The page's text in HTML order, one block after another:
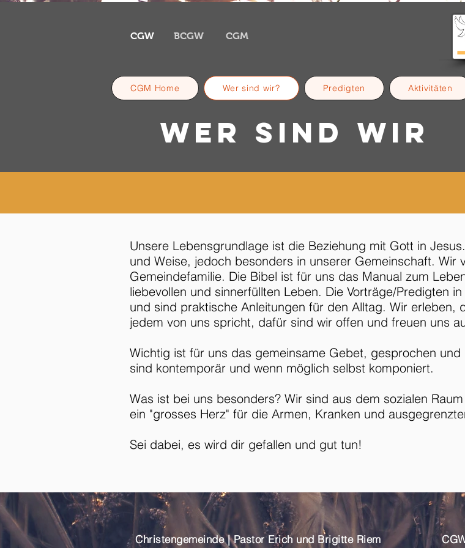
BCGW
CGW CGM
CGM Home Wer sind wir? Predigten Aktivitäten
Wer Sind Wir
Unsere Lebensgrundlage ist die Beziehung mit Gott in
und Weise, jedoch besonders in unserer Gemeinschaft. Wir
Gemeindefamilie. Die Bibel ist für uns das Manual zum
liebevollen und sinnerfüllten Leben. Die Vorträge/Predigten
und sind praktische Anleitungen für den Alltag. Wir erleben,
jedem von uns spricht, dafür sind wir offen und freuen uns
Wichtig ist für uns das gemeinsame Gebet, gesprochen
sind kontemporär und wenn möglich selbst komponiert.
Was ist bei uns besonders? Wir sind aus dem sozialen
ein "grosses Herz" für die Armen, Kranken und
Sei dabei, es wird dir gefallen und gut tun!
Christengemeinde | Pastor Erich und Brigitte Riem CGW |